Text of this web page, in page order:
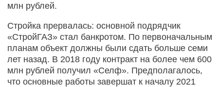
млн рублей.
Стройка прервалась: основной подрядчик
«СтройГАЗ» стал банкротом. По первоначальным
планам объект должны были сдать больше семи
лет назад. В 2018 году контракт на более чем 600
млн рублей получил «Селф». Предполагалось,
что основные работы завершат к началу 2021